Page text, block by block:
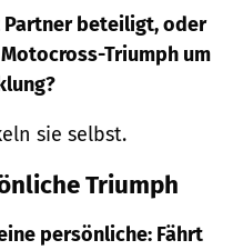
Partner beteiligt, oder
Triumph um
sie selbst.
Triumph
persönliche: Fährt